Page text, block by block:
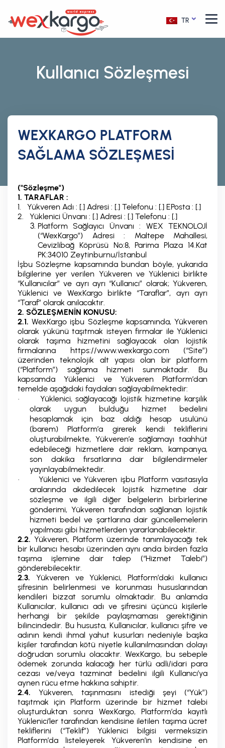
TR
Kullanıcı Sözleşmesi
WEXKARGO PLATFORM
SAĞLAMA SÖZLEŞMESİ
("Sözleşme")
1. TARAFLAR :
1.
Yükveren Adı : [.] Adresi : [.] Telefonu : [.] EPosta : [.]
2.
Yüklenici Ünvanı : [.] Adresi : [.] Telefonu : [.]
Platform Sağlayıcı Ünvanı : WEX TEKNOLOJİ
(“WexKargo”) Adresi : Maltepe Mahallesi,
Cevizlibağ Köprüsü No:8, Parima Plaza 14.Kat
PK:34010 Zeytinburnu/İstanbul
İşbu Sözleşme kapsamında bundan böyle, yukarıda
bilgilerine yer verilen Yükveren ve Yüklenici birlikte
“Kullanıcılar” ve ayrı ayrı “Kullanıcı” olarak; Yükveren,
Yüklenici ve WexKargo birlikte “Taraflar”, ayrı ayrı
“Taraf” olarak anılacaktır.
2. SÖZLEŞMENİN KONUSU:
2.1. WexKargo işbu Sözleşme kapsamında, Yükveren
olarak yükünü taşıtmak isteyen firmalar ile Yüklenici
olarak taşıma hizmetini sağlayacak olan lojistik
firmalarına https://www.wexkargo.com (“Site”)
üzerinden teknolojik alt yapısı olan bir platform
(“Platform”) sağlama hizmeti sunmaktadır. Bu
kapsamda Yüklenici ve Yükveren Platform’dan
temelde aşağıdaki faydaları sağlayabilmektedir:
·
Yüklenici, sağlayacağı lojistik hizmetine karşılık
olarak uygun bulduğu hizmet bedelini
hesaplamak için baz aldığı hesap usulünü
(barem) Platform’a girerek kendi tekliflerini
oluşturabilmekte, Yükveren’e sağlamayı taahhüt
edebileceği hizmetlere dair reklam, kampanya,
son dakika fırsatlarına dair bilgilendirmeler
yayınlayabilmektedir.
·
Yüklenici ve Yükveren işbu Platform vasıtasıyla
aralarında akdedilecek lojistik hizmetine dair
sözleşme ve ilgili diğer belgelerin birbirlerine
gönderimi, Yükveren tarafından sağlanan lojistik
hizmeti bedel ve şartlarına dair güncellemelerin
yapılması gibi hizmetlerden yararlanabilecektir.
2.2. Yükveren, Platform üzerinde tanımlayacağı tek
bir kullanıcı hesabı üzerinden aynı anda birden fazla
taşıma işlemine dair talep (“Hizmet Talebi”)
gönderebilecektir.
2.3. Yükveren ve Yüklenici, Platform’daki kullanıcı
şifresinin belirlenmesi ve korunması hususlarından
kendileri bizzat sorumlu olmaktadır. Bu anlamda
Kullanıcılar, kullanıcı adı ve şifresini üçüncü kişilerle
herhangi bir şekilde paylaşmaması gerektiğinin
bilincindedir. Bu hususta, Kullanıcılar, kullanıcı şifre ve
adının kendi ihmal yahut kusurları nedeniyle başka
kişiler tarafından kötü niyetle kullanılmasından dolayı
doğrudan sorumlu olacaktır. WexKargo, bu sebeple
ödemek zorunda kalacağı her türlü adli/idari para
cezası ve/veya tazminat bedelini ilgili Kullanıcı’ya
aynen rücu etme hakkına sahiptir.
2.4. Yükveren, taşınmasını istediği şeyi (“Yük”)
taşıtmak için Platform üzerinde bir hizmet talebi
oluşturduktan sonra WexKargo, Platform’da kayıtlı
Yüklenici’ler tarafından kendisine iletilen taşıma ücret
tekliflerini (“Teklif”) Yüklenici bilgisi vermeksizin
Platform’da listeleyerek Yükveren’in kendisine en